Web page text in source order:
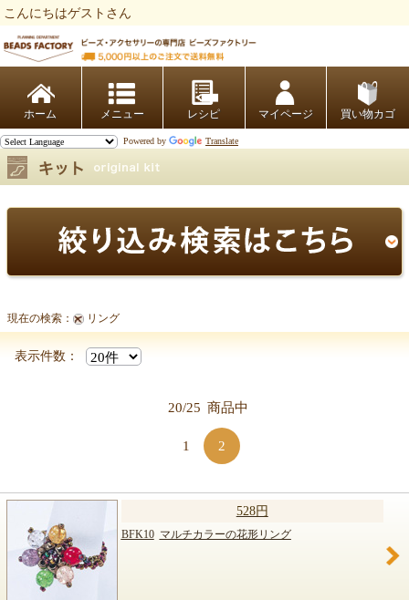
こんにちはゲストさん
ホーム レシピ マイページ 買い物カゴ
Powered by Translate
現在の検索： リング
表示件数：
20/25 商品中
1 2
528円
BFK10 マルチカラーの花形リング